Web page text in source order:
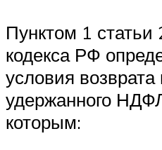
Пунктом 1 статьи
кодекса РФ
условия
удержанного
которым: